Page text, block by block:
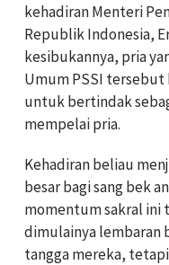
kehadiran Menteri
Republik Indonesia,
kesibukannya, pria
Umum PSSI tersebut
untuk bertindak
mempelai pria.
Kehadiran beliau
besar bagi sang bek
momentum sakral ini
dimulainya lembaran
tangga mereka,